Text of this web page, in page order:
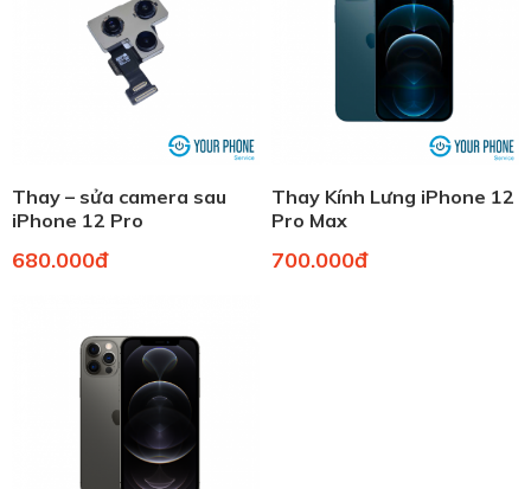
Thay – sửa camera sau
iPhone 12 Pro
680.000đ
Thay Kính Lưng iPhone 12
Pro Max
700.000đ